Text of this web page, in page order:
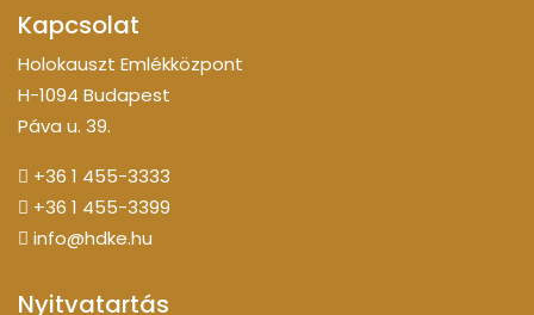
Kapcsolat
Holokauszt Emlékközpont
H-1094 Budapest
Páva u. 39.
+36 1 455-3333
+36 1 455-3399
info@hdke.hu
Nyitvatartás